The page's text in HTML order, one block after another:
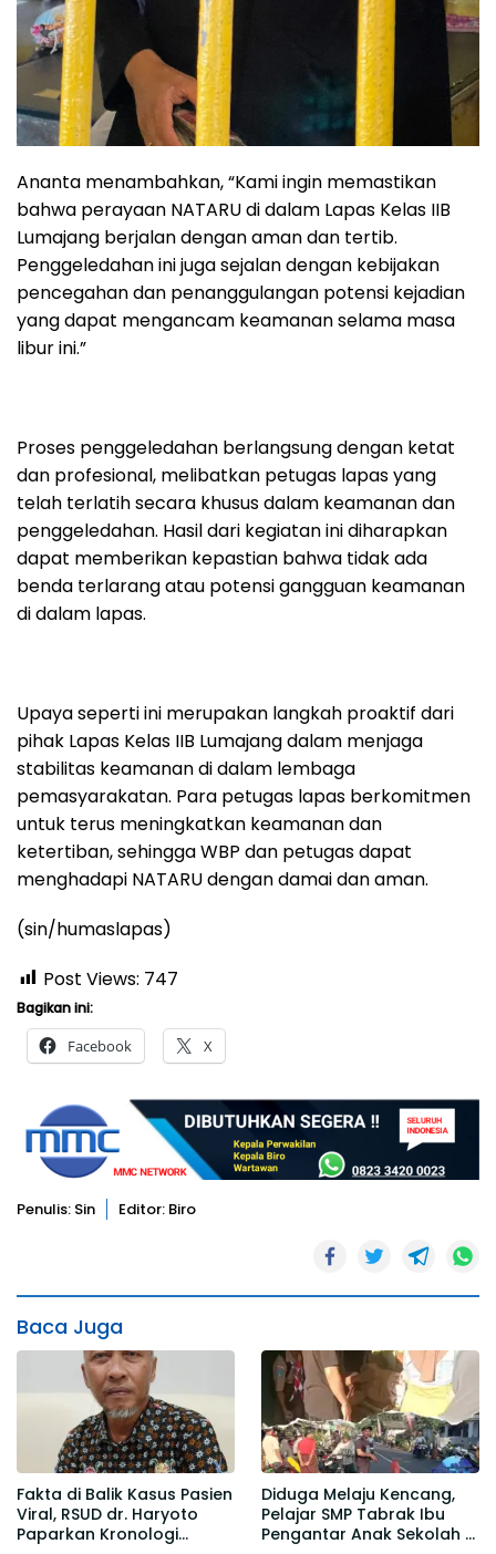
Ananta menambahkan, “Kami ingin memastikan
bahwa perayaan NATARU di dalam Lapas Kelas IIB
Lumajang berjalan dengan aman dan tertib.
Penggeledahan ini juga sejalan dengan kebijakan
pencegahan dan penanggulangan potensi kejadian
yang dapat mengancam keamanan selama masa
libur ini.”
Proses penggeledahan berlangsung dengan ketat
dan profesional, melibatkan petugas lapas yang
telah terlatih secara khusus dalam keamanan dan
penggeledahan. Hasil dari kegiatan ini diharapkan
dapat memberikan kepastian bahwa tidak ada
benda terlarang atau potensi gangguan keamanan
di dalam lapas.
Upaya seperti ini merupakan langkah proaktif dari
pihak Lapas Kelas IIB Lumajang dalam menjaga
stabilitas keamanan di dalam lembaga
pemasyarakatan. Para petugas lapas berkomitmen
untuk terus meningkatkan keamanan dan
ketertiban, sehingga WBP dan petugas dapat
menghadapi NATARU dengan damai dan aman.
(sin/humaslapas)
Post Views: 747
Bagikan ini:
Facebook X
Penulis: Sin Editor: Biro
Baca Juga
Fakta di Balik Kasus Pasien
Viral, RSUD dr. Haryoto
Paparkan Kronologi
Diduga Melaju Kencang,
Pelajar SMP Tabrak Ibu
Pengantar Anak Sekolah di